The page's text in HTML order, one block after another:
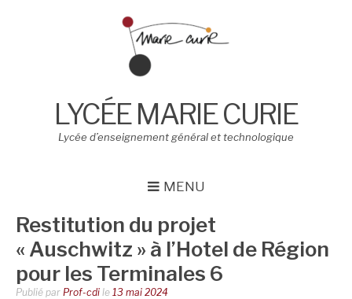
LYCÉE MARIE CURIE
Lycée d’enseignement général et technologique
MENU
Restitution du projet
« Auschwitz » à l’Hotel de Région
pour les Terminales 6
Publié par Prof-cdi le 13 mai 2024